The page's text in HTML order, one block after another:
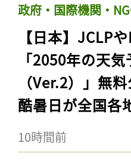
政府・国際機関・
【日本】JCLPや
「2050年の天
（Ver.2）」無
酷暑日が全国各
10時間前